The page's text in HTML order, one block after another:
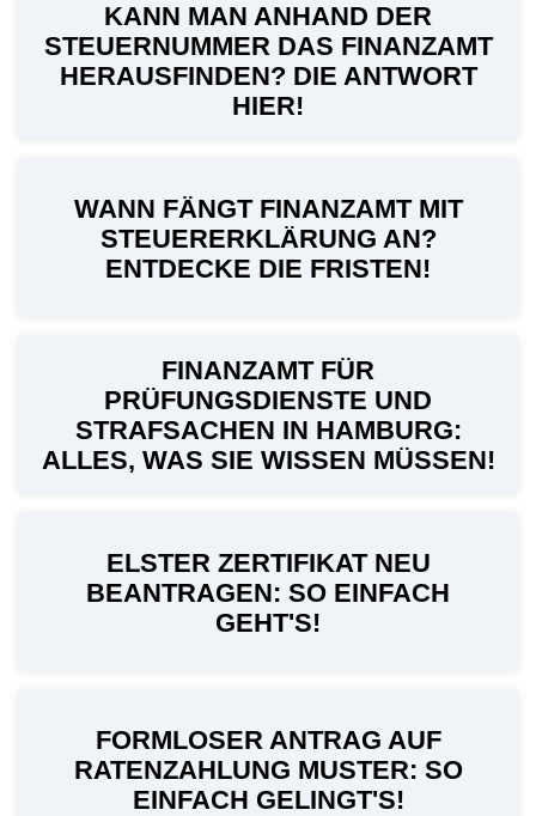
KANN MAN ANHAND DER
STEUERNUMMER DAS FINANZAMT
HERAUSFINDEN? DIE ANTWORT
HIER!
WANN FÄNGT FINANZAMT MIT
STEUERERKLÄRUNG AN?
ENTDECKE DIE FRISTEN!
FINANZAMT FÜR
PRÜFUNGSDIENSTE UND
STRAFSACHEN IN HAMBURG:
ALLES, WAS SIE WISSEN MÜSSEN!
ELSTER ZERTIFIKAT NEU
BEANTRAGEN: SO EINFACH
GEHT'S!
FORMLOSER ANTRAG AUF
RATENZAHLUNG MUSTER: SO
EINFACH GELINGT'S!